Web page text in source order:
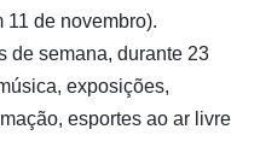
11 de novembro).
de semana, durante 23
exposições,
esportes ao ar livre